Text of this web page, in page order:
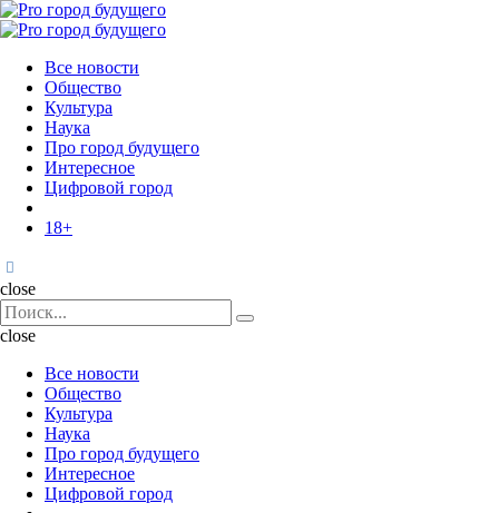
Menu
Поиск
Menu
Pro
Все новости
Общество
Культура
Наука
Про город будущего
Интересное
Цифровой город
18+
Поиск
close
Search
for:
Поиск
close
Все новости
Общество
Культура
Наука
Про город будущего
Интересное
Цифровой город